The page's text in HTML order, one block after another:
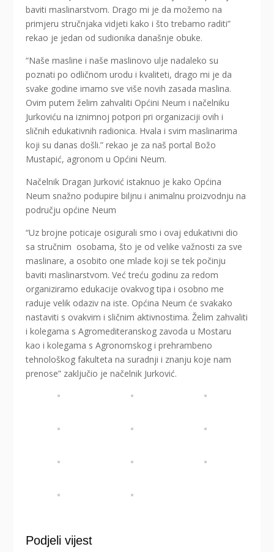
baviti maslinarstvom. Drago mi je da možemo na
primjeru stručnjaka vidjeti kako i što trebamo raditi”
rekao je jedan od sudionika današnje obuke.
“Naše masline i naše maslinovo ulje nadaleko su
poznati po odličnom urodu i kvaliteti, drago mi je da
svake godine imamo sve više novih zasada maslina.
Ovim putem želim zahvaliti Općini Neum i načelniku
Jurkoviću na iznimnoj potpori pri organizaciji ovih i
sličnih edukativnih radionica. Hvala i svim maslinarima
koji su danas došli.” rekao je za naš portal Božo
Mustapić, agronom u Općini Neum.
Načelnik Dragan Jurković istaknuo je kako Općina
Neum snažno podupire biljnu i animalnu proizvodnju na
području općine Neum
“Uz brojne poticaje osigurali smo i ovaj edukativni dio
sa stručnim osobama, što je od velike važnosti za sve
maslinare, a osobito one mlade koji se tek počinju
baviti maslinarstvom. Već treću godinu za redom
organiziramo edukacije ovakvog tipa i osobno me
raduje velik odaziv na iste. Općina Neum će svakako
nastaviti s ovakvim i sličnim aktivnostima. Želim zahvaliti
i kolegama s Agromediteranskog zavoda u Mostaru
kao i kolegama s Agronomskog i prehrambeno
tehnološkog fakulteta na suradnji i znanju koje nam
prenose” zaključio je načelnik Jurković.
Podjeli vijest